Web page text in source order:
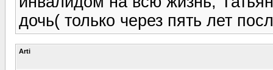
дочь( только через пять лет
Arti